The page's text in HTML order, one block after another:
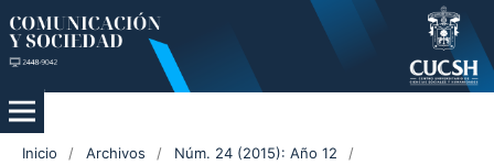
Inicio / Archivos / Núm. 24 (2015): Año 12
/